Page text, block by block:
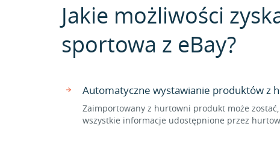
Jakie możliwości
sportowa z eBay?
Automatyczne wystawianie produktów z
Zaimportowany z hurtowni produkt może
wszystkie informacje udostępnione przez